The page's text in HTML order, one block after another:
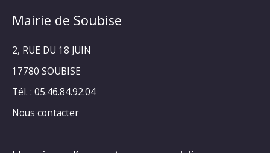
Mairie de Soubise
2, RUE DU 18 JUIN
17780 SOUBISE
Tél. : 05.46.84.92.04
Nous contacter